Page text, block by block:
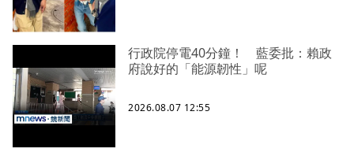
行政院停電40分鐘！ 藍委批：賴政
府說好的「能源韌性」呢
2026.08.07 12:55